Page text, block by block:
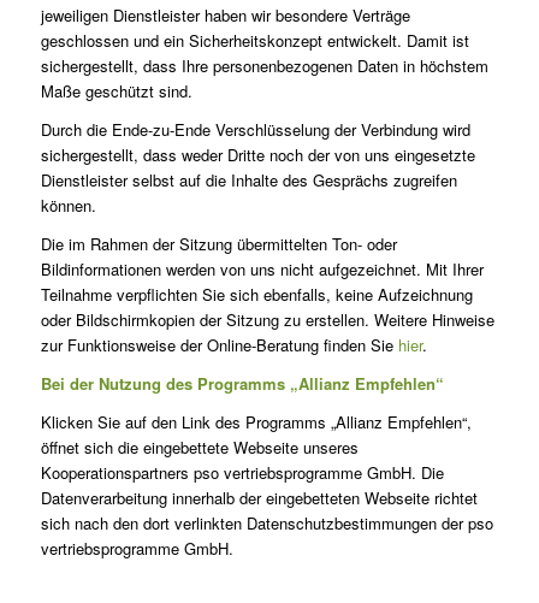
jeweiligen Dienstleister haben wir besondere Verträge
geschlossen und ein Sicherheitskonzept entwickelt. Damit ist
sichergestellt, dass Ihre personenbezogenen Daten in höchstem
Maße geschützt sind.
Durch die Ende-zu-Ende Verschlüsselung der Verbindung wird
sichergestellt, dass weder Dritte noch der von uns eingesetzte
Dienstleister selbst auf die Inhalte des Gesprächs zugreifen
können.
Die im Rahmen der Sitzung übermittelten Ton- oder
Bildinformationen werden von uns nicht aufgezeichnet. Mit Ihrer
Teilnahme verpflichten Sie sich ebenfalls, keine Aufzeichnung
oder Bildschirmkopien der Sitzung zu erstellen. Weitere Hinweise
zur Funktionsweise der Online-Beratung finden Sie hier.
Bei der Nutzung des Programms „Allianz Empfehlen“
Klicken Sie auf den Link des Programms „Allianz Empfehlen“,
öffnet sich die eingebettete Webseite unseres
Kooperationspartners pso vertriebsprogramme GmbH. Die
Datenverarbeitung innerhalb der eingebetteten Webseite richtet
sich nach den dort verlinkten Datenschutzbestimmungen der pso
vertriebsprogramme GmbH.